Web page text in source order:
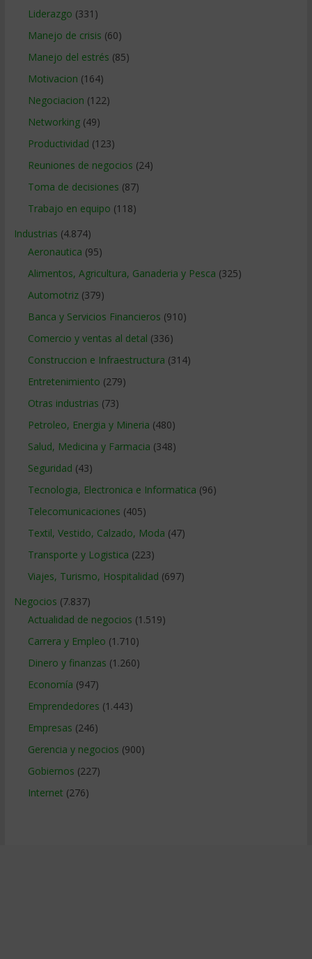
Liderazgo (331)
Manejo de crisis (60)
Manejo del estrés (85)
Motivacion (164)
Negociacion (122)
Networking(49)
Productividad (123)
Reuniones de negocios (24)
Toma de decisiones (87)
Trabajo en equipo (118)
Industrias (4.874)
Aeronautica (95)
Alimentos, Agricultura, Ganaderia y Pesca (325)
Automotriz(379)
Banca y Servicios Financieros (910)
Comercio y ventas al detal (336)
Construccion e Infraestructura (314)
Entretenimiento (279)
Otras industrias (73)
Petroleo, Energia y Mineria (480)
Salud, Medicina y Farmacia (348)
Seguridad (43)
Tecnologia, Electronica e Informatica (96)
Telecomunicaciones (405)
Textil, Vestido, Calzado, Moda (47)
Transporte y Logistica (223)
Viajes, Turismo, Hospitalidad (697)
Negocios (7.837)
Actualidad de negocios (1.519)
Carrera y Empleo (1.710)
Dinero y finanzas (1.260)
Economía (947)
Emprendedores (1.443)
Empresas (246)
Gerencia y negocios (900)
Gobiernos (227)
Internet (276)